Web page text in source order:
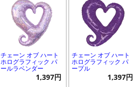
チェーン オブ ハート
ホログラフィック パ
ールラベンダー
1,397円
チェーン オブ ハート
ホログラフィック パ
ープル
1,397円